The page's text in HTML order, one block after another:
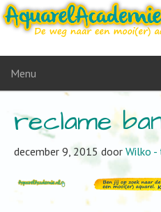
Menu
reclame
december 9, 2015 door Wilko -